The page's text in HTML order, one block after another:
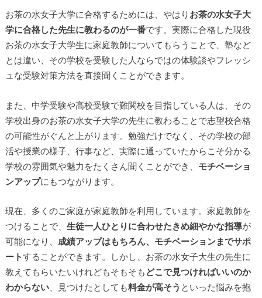
お茶の水女子大学に合格するためには、やはり お茶の水女子大
学に合格した先生に教わるのが一番です。実際に合格した現役
お茶の水女子大学生に家庭教師についてもらうことで、塾など
とは違い、その学校を受験した人ならではの体験談やフレッシ
ュな受験対策方法を直接聞くことができます。
また、中学受験や高校受験で難関校を目指している人は、その
学校出身のお茶の水女子大学の先生に教わることで志望校合格
の可能性がぐんと上がります。勉強だけでなく、その学校の部
活や授業の様子、行事など、実際に通っていたからこそ分かる
学校の雰囲気や魅力をたくさん聞くことができ、 モチベーショ
ンアップにもつながります。
現在、多くのご家庭が家庭教師を利用しています。家庭教師を
つけることで、 生徒一人ひとりに合わせたきめ細やかな指導が
可能になり、 成績アップはもちろん、モチベーションまでサポ
ート することができます。しかし、お茶の水女子大生の先生に
教えてもらいたいけれどもそもそも どこで見つければいいのか
わからない、見つけたとしても料金が高そう といった悩みを抱